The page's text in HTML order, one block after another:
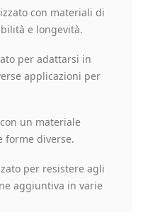
con materiali di
e longevità.
per adattarsi in
applicazioni per
un materiale
forme diverse.
per resistere agli
aggiuntiva in varie